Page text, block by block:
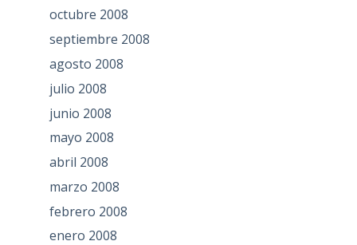
octubre 2008
septiembre 2008
agosto 2008
julio 2008
junio 2008
mayo 2008
abril 2008
marzo 2008
febrero 2008
enero 2008